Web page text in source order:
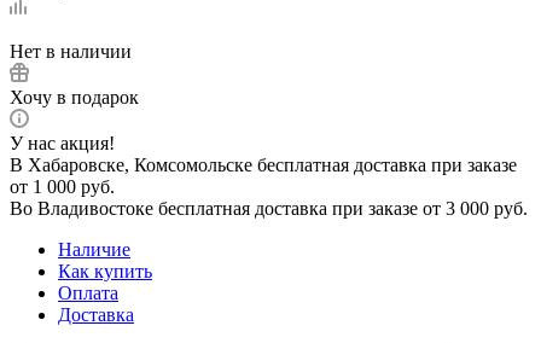
Нет в наличии
Хочу в подарок
У нас акция!
В Хабаровске, Комсомольске бесплатная доставка при заказе
от 1 000 руб.
Во Владивостоке бесплатная доставка при заказе от 3 000 руб.
Наличие
Как купить
Оплата
Доставка